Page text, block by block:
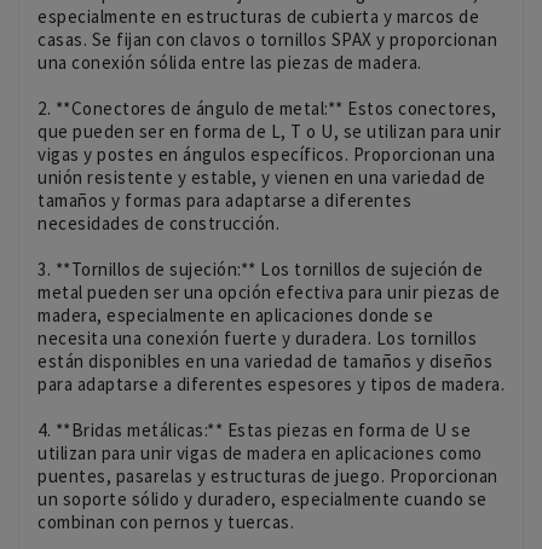
especialmente en estructuras de cubierta y marcos de
casas. Se fijan con clavos o tornillos SPAX y proporcionan
una conexión sólida entre las piezas de madera.
2. **Conectores de ángulo de metal:** Estos conectores,
que pueden ser en forma de L, T o U, se utilizan para unir
vigas y postes en ángulos específicos. Proporcionan una
unión resistente y estable, y vienen en una variedad de
tamaños y formas para adaptarse a diferentes
necesidades de construcción.
3. **Tornillos de sujeción:** Los tornillos de sujeción de
metal pueden ser una opción efectiva para unir piezas de
madera, especialmente en aplicaciones donde se
necesita una conexión fuerte y duradera. Los tornillos
están disponibles en una variedad de tamaños y diseños
para adaptarse a diferentes espesores y tipos de madera.
4. **Bridas metálicas:** Estas piezas en forma de U se
utilizan para unir vigas de madera en aplicaciones como
puentes, pasarelas y estructuras de juego. Proporcionan
un soporte sólido y duradero, especialmente cuando se
combinan con pernos y tuercas.